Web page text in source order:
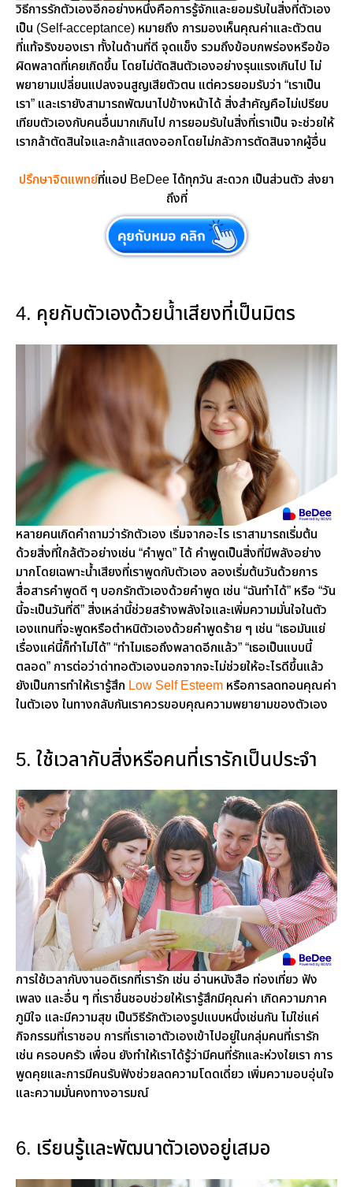
วิธีการรักตัวเองอีกอย่างหนึ่งคือการรู้จักและยอมรับในสิ่งที่ตัวเอง
เป็น (Self-acceptance) หมายถึง การมองเห็นคุณค่าและตัวตน
ที่แท้จริงของเรา ทั้งในด้านที่ดี จุดแข็ง รวมถึงข้อบกพร่องหรือข้อ
ผิดพลาดที่เคยเกิดขึ้น โดยไม่ตัดสินตัวเองอย่างรุนแรงเกินไป ไม่
พยายามเปลี่ยนแปลงจนสูญเสียตัวตน แต่ควรยอมรับว่า “เราเป็น
เรา” และเรายังสามารถพัฒนาไปข้างหน้าได้ สิ่งสำคัญคือไม่เปรียบ
เทียบตัวเองกับคนอื่นมากเกินไป การยอมรับในสิ่งที่เราเป็น จะช่วยให้
เรากล้าตัดสินใจและกล้าแสดงออกโดยไม่กลัวการตัดสินจากผู้อื่น
ปรึกษาจิตแพทย์ที่แอป BeDee ได้ทุกวัน สะดวก เป็นส่วนตัว ส่งยา
ถึงที่
4. คุยกับตัวเองด้วยน้ำเสียงที่เป็นมิตร
หลายคนเกิดคำถามว่ารักตัวเอง เริ่มจากอะไร เราสามารถเริ่มต้น
ด้วยสิ่งที่ใกล้ตัวอย่างเช่น “คำพูด” ได้ คำพูดเป็นสิ่งที่มีพลังอย่าง
มากโดยเฉพาะน้ำเสียงที่เราพูดกับตัวเอง ลองเริ่มต้นวันด้วยการ
สื่อสารคำพูดดี ๆ บอกรักตัวเองด้วยคำพูด เช่น “ฉันทำได้” หรือ “วัน
นี้จะเป็นวันที่ดี” สิ่งเหล่านี้ช่วยสร้างพลังใจและเพิ่มความมั่นใจในตัว
เองแทนที่จะพูดหรือตำหนิตัวเองด้วยคำพูดร้าย ๆ เช่น “เธอมันแย่
เรื่องแค่นี้ก็ทำไม่ได้” “ทำไมเธอถึงพลาดอีกแล้ว” “เธอเป็นแบบนี้
ตลอด” การต่อว่าด่าทอตัวเองนอกจากจะไม่ช่วยให้อะไรดีขึ้นแล้ว
ยังเป็นการทำให้เรารู้สึก Low Self Esteem หรือการลดทอนคุณค่า
ในตัวเอง ในทางกลับกันเราควรขอบคุณความพยายามของตัวเอง
5. ใช้เวลากับสิ่งหรือคนที่เรารักเป็นประจำ
การใช้เวลากับงานอดิเรกที่เรารัก เช่น อ่านหนังสือ ท่องเที่ยว ฟัง
เพลง และอื่น ๆ ที่เราชื่นชอบช่วยให้เรารู้สึกมีคุณค่า เกิดความภาค
ภูมิใจ และมีความสุข เป็นวิธีรักตัวเองรูปแบบหนึ่งเช่นกัน ไม่ใช่แค่
กิจกรรมที่เราชอบ การที่เราเอาตัวเองเข้าไปอยู่ในกลุ่มคนที่เรารัก
เช่น ครอบครัว เพื่อน ยังทำให้เราได้รู้ว่ามีคนที่รักและห่วงใยเรา การ
พูดคุยและการมีคนรับฟังช่วยลดความโดดเดี่ยว เพิ่มความอบอุ่นใจ
และความมั่นคงทางอารมณ์
6. เรียนรู้และพัฒนาตัวเองอยู่เสมอ